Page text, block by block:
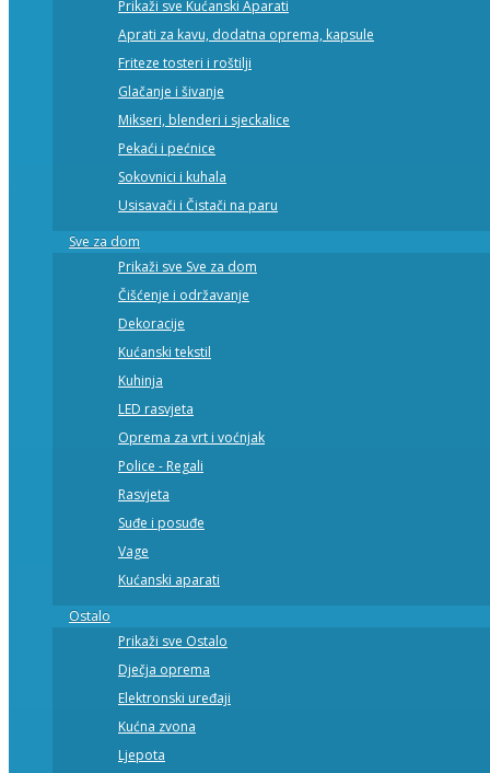
Prikaži sve Kućanski Aparati
Aprati za kavu, dodatna oprema, kapsule
Friteze tosteri i roštilji
Glačanje i šivanje
Mikseri, blenderi i sjeckalice
Pekaći i pećnice
Sokovnici i kuhala
Usisavači i Čistači na paru
Sve za dom
Prikaži sve Sve za dom
Čišćenje i održavanje
Dekoracije
Kućanski tekstil
Kuhinja
LED rasvjeta
Oprema za vrt i voćnjak
Police - Regali
Rasvjeta
Suđe i posuđe
Vage
Kućanski aparati
Ostalo
Prikaži sve Ostalo
Dječja oprema
Elektronski uređaji
Kućna zvona
Ljepota